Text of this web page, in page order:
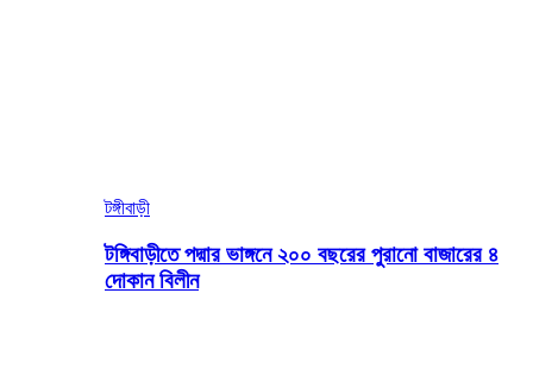
টঙ্গীবাড়ী
টঙ্গিবাড়ীতে পদ্মার ভাঙ্গনে ২০০ বছরের পুরানো বাজারের ৪
দোকান বিলীন